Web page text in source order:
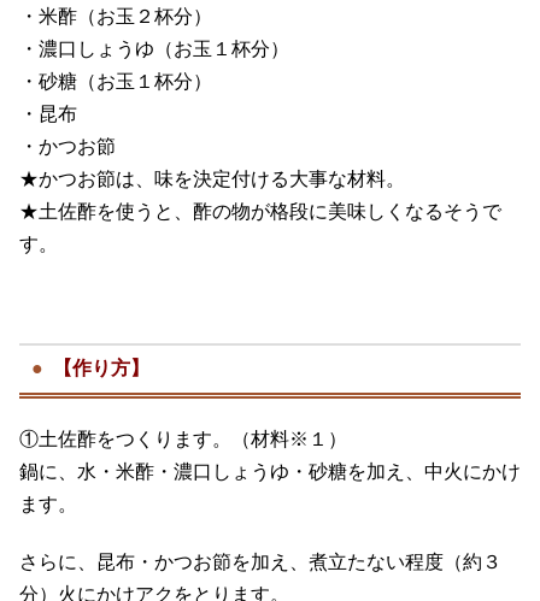
・米酢（お玉２杯分）
・濃口しょうゆ（お玉１杯分）
・砂糖（お玉１杯分）
・昆布
・かつお節
★かつお節は、味を決定付ける大事な材料。
★土佐酢を使うと、酢の物が格段に美味しくなるそうで
す。
【作り方】
①土佐酢をつくります。（材料※１）
鍋に、水・米酢・濃口しょうゆ・砂糖を加え、中火にかけ
ます。
さらに、昆布・かつお節を加え、煮立たない程度（約３
分）火にかけアクをとります。